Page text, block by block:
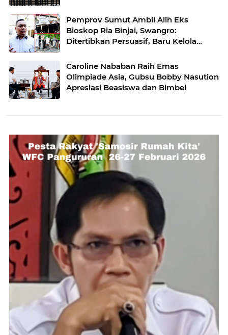
Pemprov Sumut Ambil Alih Eks
Bioskop Ria Binjai, Swangro:
Ditertibkan Persuasif, Baru Kelola
Caroline Nababan Raih Emas
Olimpiade Asia, Gubsu Bobby Nasution
Apresiasi Beasiswa dan Bimbel